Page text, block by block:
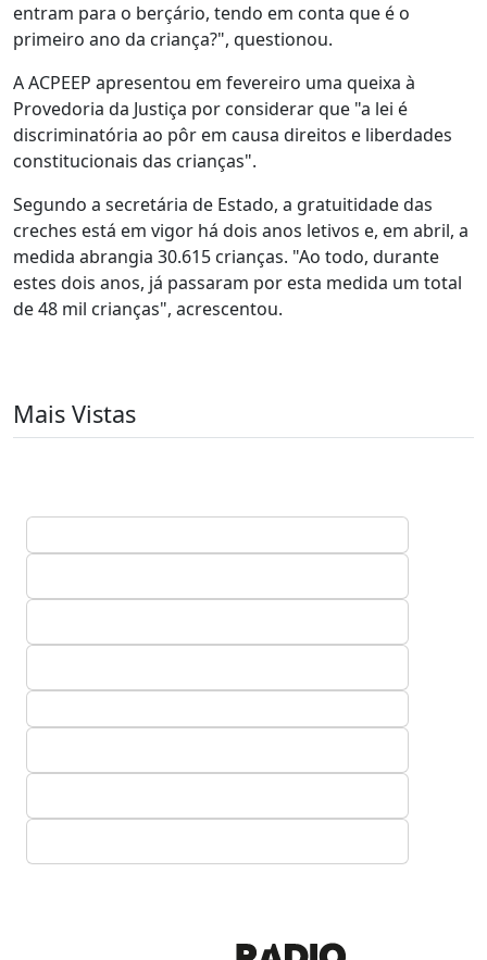
entram para o berçário, tendo em conta que é o
primeiro ano da criança?", questionou.
A ACPEEP apresentou em fevereiro uma queixa à
Provedoria da Justiça por considerar que "a lei é
discriminatória ao pôr em causa direitos e liberdades
constitucionais das crianças".
Segundo a secretária de Estado, a gratuitidade das
creches está em vigor há dois anos letivos e, em abril, a
medida abrangia 30.615 crianças. "Ao todo, durante
estes dois anos, já passaram por esta medida um total
de 48 mil crianças", acrescentou.
Mais Vistas